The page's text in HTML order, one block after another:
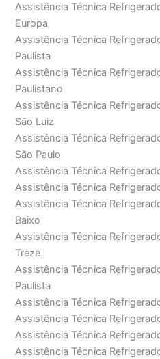
Assistência Técnica
Europa
Assistência Técnica
Paulista
Assistência Técnica
Paulistano
Assistência Técnica
São Luiz
Assistência Técnica
São Paulo
Assistência Técnica
Assistência Técnica
Assistência Técnica
Baixo
Assistência Técnica
Treze
Assistência Técnica
Paulista
Assistência Técnica
Assistência Técnica
Assistência Técnica
Assistência Técnica